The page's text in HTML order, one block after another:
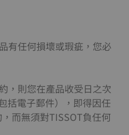
有任何損壞或瑕疵，您必
，則您在產品收受日之次
括電子郵件），即得因任
而無須對TISSOT負任何